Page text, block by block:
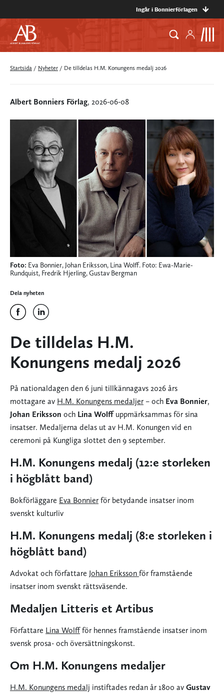
Ingår i Bonnierförlagen
Startsida / Nyheter / De tilldelas H.M. Konungens medalj 2026
Albert Bonniers Förlag, 2026-06-08
Foto: Eva Bonnier, Johan Eriksson, Lina Wolff. Foto: Ewa-Marie-
Rundquist, Fredrik Hjerling, Gustav Bergman
Dela nyheten
De tilldelas H.M.
Konungens medalj 2026
På nationaldagen den 6 juni tillkännagavs 2026 års
mottagare av H.M. Konungens medaljer – och Eva Bonnier,
Johan Eriksson och Lina Wolff uppmärksammas för sina
insatser. Medaljerna delas ut av H.M. Konungen vid en
ceremoni på Kungliga slottet den 9 september.
H.M. Konungens medalj (12:e storleken
i högblått band)
Bokförläggare Eva Bonnier för betydande insatser inom
svenskt kulturliv
H.M. Konungens medalj (8:e storleken i
högblått band)
Advokat och författare Johan Eriksson för framstående
insatser inom svenskt rättsväsende.
Medaljen Litteris et Artibus
Författare Lina Wolffför hennes framstående insatser inom
svensk prosa- och översättningskonst.
Om H.M. Konungens medaljer
H.M. Konungens medalj instiftades redan år 1800 av Gustav